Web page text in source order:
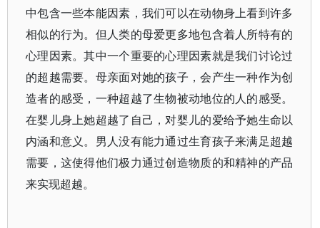
中包含一些本能因素，我们可以在动物身上看到许多
相似的行为。但人类的母爱更多地包含着人所特有的
心理因素。其中一个重要的心理因素就是我们讨论过
的超越需要。母亲面对她的孩子，会产生一种作为创
造者的感受，一种超越了生物被动地位的人的感受。
在婴儿身上她超越了自己，对婴儿的爱给予她生命以
内涵和意义。男人没有能力通过生育孩子来满足超越
需要，这使得他们极力通过创造物质的和精神的产品
来实现超越。